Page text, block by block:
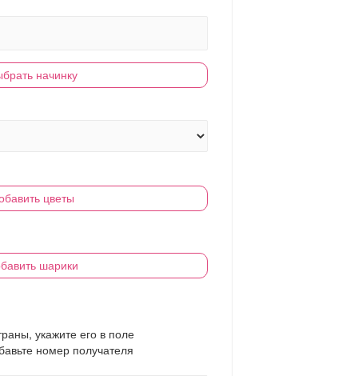
начинку
цветы
шарики
укажите его в поле
номер получателя